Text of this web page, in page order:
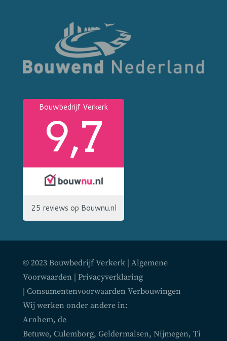
© 2023 Bouwbedrijf Verkerk | Algemene
Voorwaarden
Privacyverklaring
Consumentenvoorwaarden Verbouwingen
Wij werken onder andere in:
Arnhem, de
Betuwe, Culemborg, Geldermalsen, Nijmegen, Ti